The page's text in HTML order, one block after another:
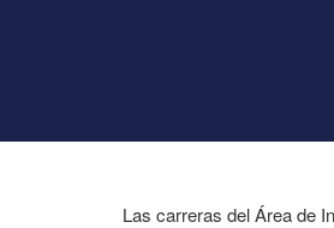
Las carreras del Área de